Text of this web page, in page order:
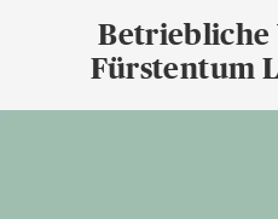
Betriebliche
Fürstentum